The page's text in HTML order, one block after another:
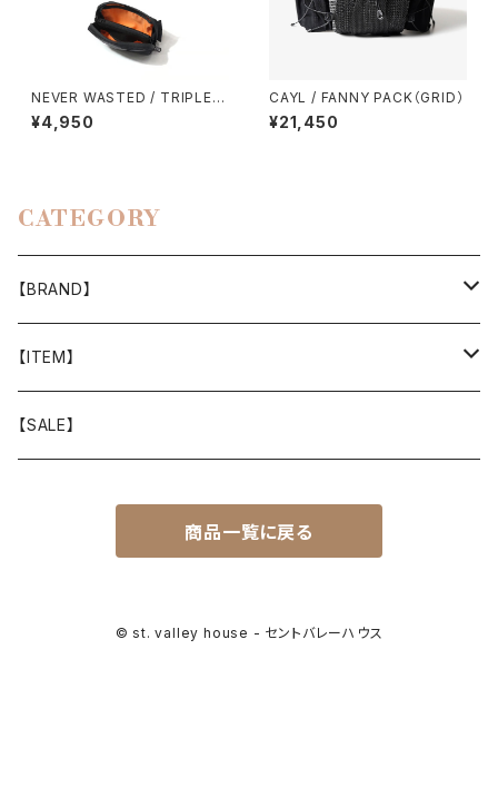
NEVER WASTED / TRIPLEY
ES（MA-1）
¥4,950
CAYL / FANNY PACK（GRID）
¥21,450
CATEGORY
【BRAND】
山と道
T-SHIRT
迷迭香
Akihiro Wood Works
【ITEM】
WEAR
【SALE】
商品一覧に戻る
© st. valley house - セントバレーハウス